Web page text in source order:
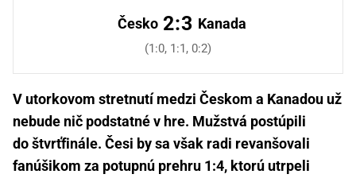
Česko 2:3 Kanada
(1:0, 1:1, 0:2)
V utorkovom stretnutí medzi Českom a Kanadou už
nebude nič podstatné v hre. Mužstvá postúpili
do štvrťfinále. Česi by sa však radi revanšovali
fanúšikom za potupnú prehru 1:4, ktorú utrpeli